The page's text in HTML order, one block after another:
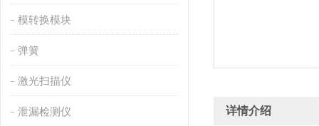
模转换模块
弹簧
激光扫描仪
泄漏检测仪 详情介绍